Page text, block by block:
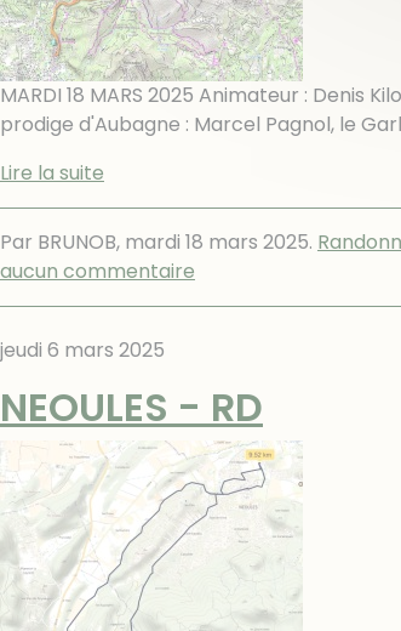
MARDI 18 MARS 2025 Animateur : Denis
prodige d'Aubagne : Marcel Pagnol, le
Lire la suite
Par BRUNOB, mardi 18 mars 2025.
aucun commentaire
jeudi 6 mars 2025
NEOULES - RD